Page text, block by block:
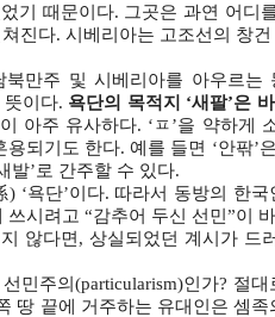
때문이다. 그곳은 과연 어디를
진다. 시베리아는 고조선의 창건
만주 및 시베리아를 아우르는
뜻이다. 욕단의 목적지 ‘새팔’은
아주 유사하다. ‘ㅍ’을 약하게
되기도 한다. 예를 들면 ‘안팎’
발’로 간주할 수 있다.
욕단’이다. 따라서 동방의 한국
시려고 “감추어 두신 선민”이
않다면, 상실되었던 계시가 드
민주의(particularism)인가? 절
땅 끝에 거주하는 유대인은 셈족